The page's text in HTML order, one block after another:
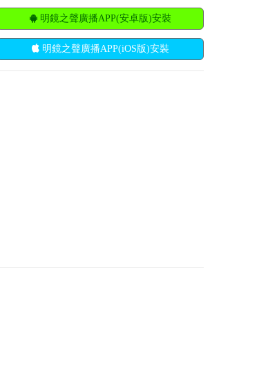
明鏡之聲廣播APP(安卓版)安裝
明鏡之聲廣播APP(iOS版)安裝